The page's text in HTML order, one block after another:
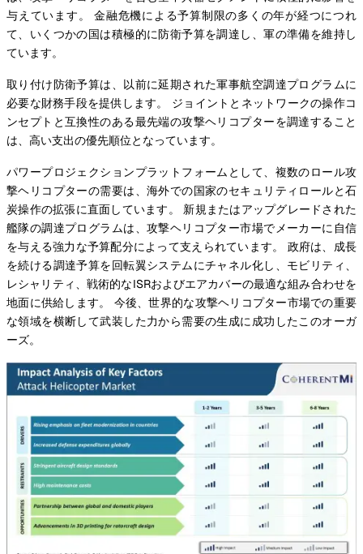
与えています。 金融危機による予算制限の多くの年が経つにつれ
て、いくつかの国は積極的に防衛予算を調達し、軍の準備を維持し
ています。
取り付け防衛予算は、以前に延期された軍事航空調達プログラムに
必要な財務手段を提供します。 ジョイントとネットワークの操作コ
ンセプトと互換性のある最先端の攻撃ヘリコプターを調達すること
は、高い支出の優先順位となっています。
パワープロジェクションプラットフォームとして、複数のロール攻
撃ヘリコプターの需要は、海外での国家のセキュリティロールと石
炭操作の拡張に直面しています。 新規またはアップグレードされた
艦隊の調達プログラムは、攻撃ヘリコプター市場でメーカーに自信
を与える強力な予算配分によって支えられています。 政府は、成長
を続ける調達予算を回転翼システムにチャネル化し、モビリティ、
レシャリティ、戦術的なISRおよびエアカバーの最適な組み合わせを
地面に供給します。 今後、世界的な攻撃ヘリコプター市場での重要
な領域を横断して武装した力から需要の生成に成功したこのオーガ
ーズ。